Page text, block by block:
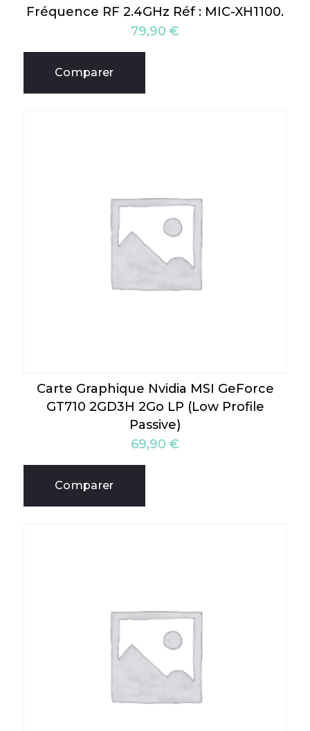
Fréquence RF 2.4GHz Réf : MIC-XH1100.
79,90 €
Comparer
Carte Graphique Nvidia MSI GeForce
GT710 2GD3H 2Go LP (Low Profile
Passive)
69,90 €
Comparer